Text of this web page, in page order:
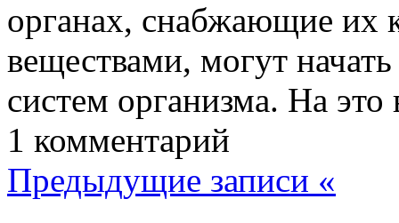
органах, снабжающие их
веществами, могут
систем организма. На
1 комментарий
Предыдущие записи «